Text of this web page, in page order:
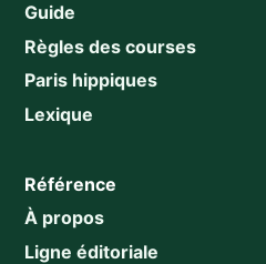
Guide
Règles des courses
Paris hippiques
Lexique
Référence
À propos
Ligne éditoriale